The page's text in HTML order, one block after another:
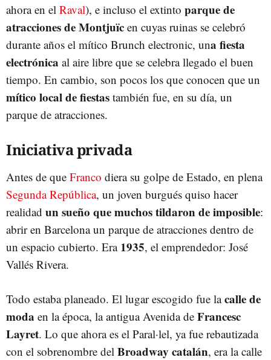
ahora en el Raval), e incluso el extinto parque de
atracciones de Montjuïc en cuyas ruinas se celebró
durante años el mítico Brunch electronic, una fiesta
electrónica al aire libre que se celebra llegado el buen
tiempo. En cambio, son pocos los que conocen que un
mítico local de fiestas también fue, en su día, un
parque de atracciones.
Iniciativa privada
Antes de que Franco diera su golpe de Estado, en plena
Segunda República, un joven burgués quiso hacer
realidad un sueño que muchos tildaron de imposible:
abrir en Barcelona un parque de atracciones dentro de
un espacio cubierto. Era 1935, el emprendedor: José
Vallés Rivera.
Todo estaba planeado. El lugar escogido fue lacalle de
moda en la época, la antigua Avenida de Francesc
Layret. Lo que ahora es el Paral·lel, ya fue rebautizada
con el sobrenombre del Broadway catalán, era la calle